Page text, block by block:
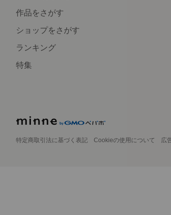
作品をさがす
ショップをさがす
ランキング
特集
特定商取引法に基づく表記 Cookieの使用について 広